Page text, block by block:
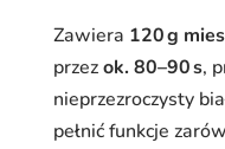
Zawiera 120 g
przezok. 80–90 s,
nieprzezroczysty
pełnić funkcje